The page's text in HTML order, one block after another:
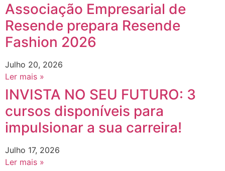
Associação Empresarial de
Resende prepara Resende
Fashion 2026
Julho 20, 2026
Ler mais »
INVISTA NO SEU FUTURO: 3
cursos disponíveis para
impulsionar a sua carreira!
Julho 17, 2026
Ler mais »